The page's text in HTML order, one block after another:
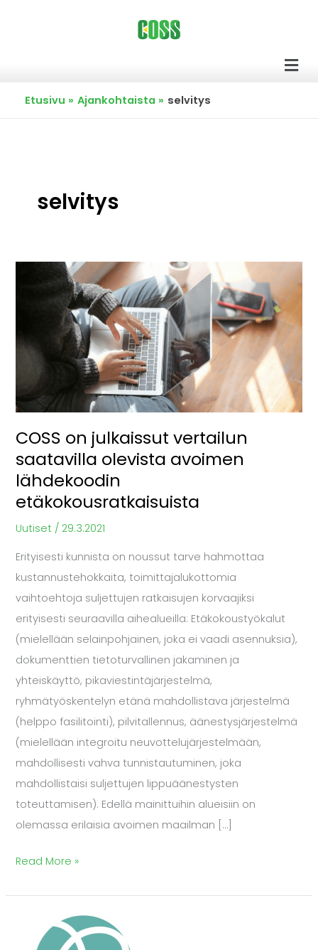
Etusivu Ajankohtaista selvitys
selvitys
COSS on julkaissut vertailun
saatavilla olevista avoimen
lähdekoodin
etäkokousratkaisuista
Uutiset / 29.3.2021
Erityisesti kunnista on noussut tarve hahmottaa
kustannustehokkaita, toimittajalukottomia
vaihtoehtoja suljettujen ratkaisujen korvaajiksi
erityisesti seuraavilla aihealueilla: Etäkokoustyökalut
(mielellään selainpohjainen, joka ei vaadi asennuksia),
dokumenttien tietoturvallinen jakaminen ja
yhteiskäyttö, pikaviestintäjärjestelmä,
ryhmätyöskentelyn etänä mahdollistava järjestelmä
(helppo fasilitointi), pilvitallennus, äänestysjärjestelmä
(mielellään integroitu neuvottelujärjestelmään,
mahdollisesti vahva tunnistautuminen, joka
mahdollistaisi suljettujen lippuäänestysten
toteuttamisen). Edellä mainittuihin alueisiin on
olemassa erilaisia avoimen maailman […]
julkaissut
saatavilla
olevista
avoimen
lähdekoodin
etäkokousratkaisuista
Read More »
COSSin